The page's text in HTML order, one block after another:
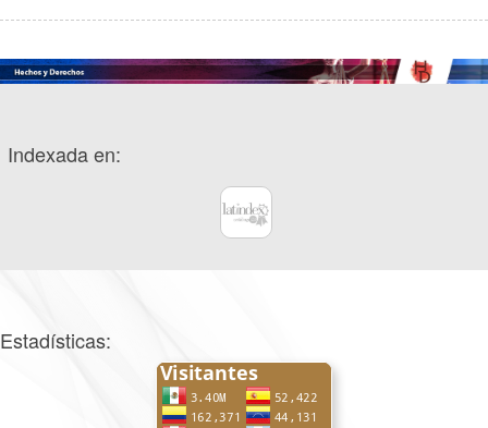
Indexada en:
Estadísticas: